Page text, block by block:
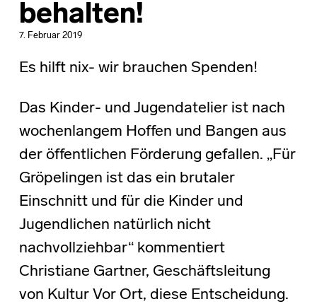
behalten!
7. Februar 2019
Es hilft nix- wir brauchen Spenden!
Das Kinder- und Jugendatelier ist nach
wochenlangem Hoffen und Bangen aus
der öffentlichen Förderung gefallen. „Für
Gröpelingen ist das ein brutaler
Einschnitt und für die Kinder und
Jugendlichen natürlich nicht
nachvollziehbar“ kommentiert
Christiane Gartner, Geschäftsleitung
von Kultur Vor Ort, diese Entscheidung.